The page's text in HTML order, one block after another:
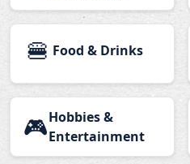
🍔 Food & Drinks
🎮Hobbies &
Entertainment